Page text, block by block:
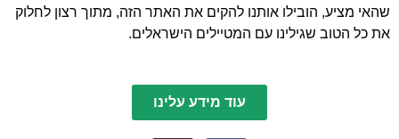
שהאי מציע, הובילו אותנו להקים את האתר הזה, מתוך רצון לחלוק
את כל הטוב שגילינו עם המטיילים הישראלים.
עוד מידע עלינו